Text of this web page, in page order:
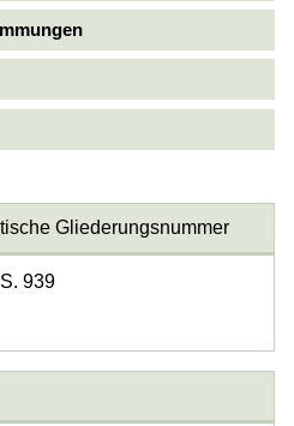
Gliederungsnummer
939